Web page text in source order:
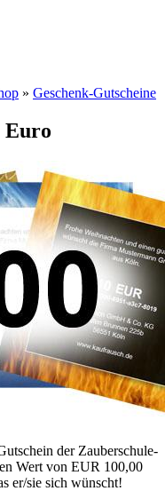
» Geschenk-Gutscheine
Euro
der Zauberschule-
Wert von EUR 100,00
er/sie sich wünscht!